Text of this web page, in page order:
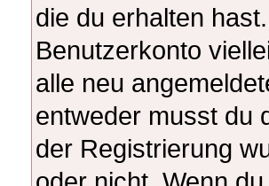
die du erhalten
Benutzerkonto
alle neu
entweder musst du
der Registrierung